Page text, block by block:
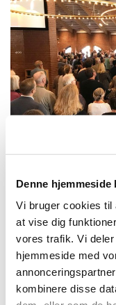
Denne
Vi bruger cookies til
at vise dig
vores trafik. Vi
hjemmeside med
kombinere disse
Velkommen i
Velkommen i
sognekirke, der er
en naturlig del af
folkekirkens
stor vægt på